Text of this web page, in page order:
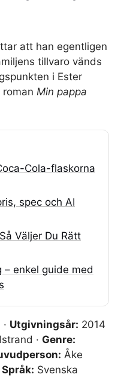
att han egentligen
tillvaro vänds
i Ester
Min pappa
Cola-flaskorna
spec och AI
Väljer Du Rätt
enkel guide med
Utgivningsår: 2014
· Genre:
Åke
Språk: Svenska